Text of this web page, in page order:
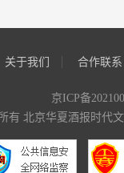
关于我们 合作联系
京ICP备
有 北京华夏酒报时代文